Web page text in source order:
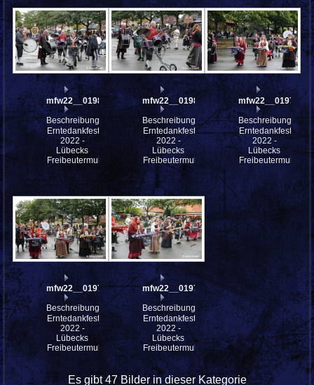
mfw22__0198022
Beschreibung:
Erntedankfest
2022 -
Lübecks
Freibeutermukke
mfw22__0198021
Beschreibung:
Erntedankfest
2022 -
Lübecks
Freibeutermukke
mfw22__0197983
Beschreibung:
Erntedankfest
2022 -
Lübecks
Freibeutermukke
mfw22__0197982
Beschreibung:
Erntedankfest
2022 -
Lübecks
Freibeutermukke
mfw22__0197981
Beschreibung:
Erntedankfest
2022 -
Lübecks
Freibeutermukke
Es gibt 47 Bilder in dieser Kategorie